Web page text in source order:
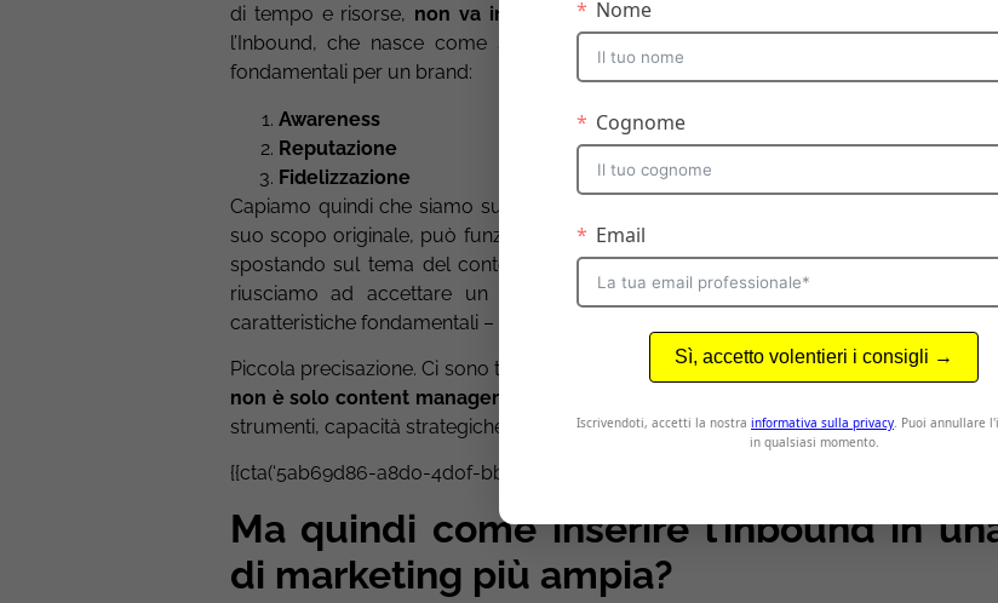
di tempo e risorse, non va in contraddizione con il resto degli strumenti di
l’Inbound, che nasce come strumento per generare
, assolve almeno
fondamentali per un brand:
Awareness
Reputazione
Fidelizzazione
Capiamo quindi che siamo su un piano abbastanza alto di marketing e l’inbound,
suo scopo originale, può funzionare anche come
. In
spostando sul tema del contenuto, delcontent marketingpiù che dell’inbound
riusciamo ad accettare un significato di “inbound” un po’ più ampio, pur
caratteristiche fondamentali – non ci andiamo molto lontani.
Piccola precisazione. Ci sono tante agenzie che parlano di “inbound” ma non lo fanno
non è solo content management,
ma una disciplina e metodologia ben precisa e
strumenti, capacità strategiche e tattiche che la sola produzione di contenuti non
{{cta(‘5ab69d86-a8d0-4d0f-bb68-3a720971ec89’)}}
Ma quindi come inserire l’inbound in
di marketing più ampia?